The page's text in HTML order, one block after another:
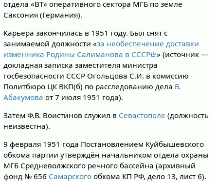
отдела «ВТ» оперативного сектора МГБ по земле
Саксония (Германия).
Карьера закончилась в 1951 году. Был снят с
занимаемой должности «за необеспечение доставки
изменника Родины Салиманова в СССР
» (источник —
докладная записка заместителя министра
госбезопасности СССР Огольцова С.И. в комиссию
Политбюро ЦК ВКП(б) по расследованию дела В.
Абакумова от 7 июля 1951 года).
Затем Ф.В. Воистинов служил в Севастополе (должность
неизвестна).
9 февраля 1951 года Постановлением Куйбышевского
обкома партии утверждён начальником отдела охраны
МГБ Средневолжского речного бассейна (архивный
фонд № 656 Самарскогообкома КП РФ, дело 13, лист 6).